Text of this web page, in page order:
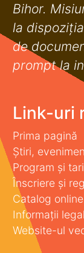
Bihor.
la
de
prompt la
Link-uri
Prima pagină
Știri,
Program și
Înscriere și
Catalog online
Informații
Website-ul